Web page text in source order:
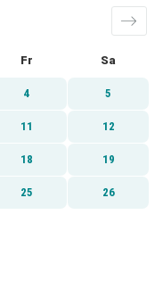
Fr Sa
4 5
11 12
18 19
25 26